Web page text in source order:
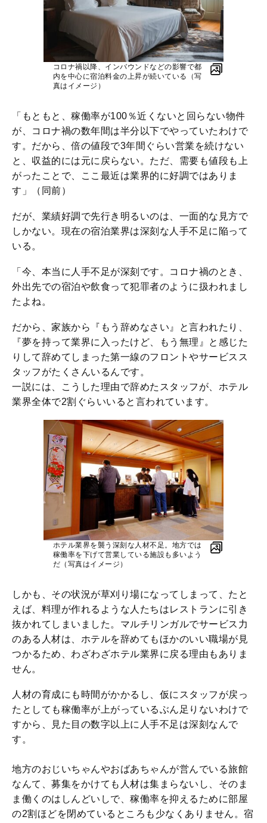
コロナ禍以降、インバウンドなどの影響で都
内を中心に宿泊料金の上昇が続いている（写
真はイメージ）
「もともと、稼働率が100％近くないと回らない物件
が、コロナ禍の数年間は半分以下でやっていたわけで
す。だから、倍の値段で3年間ぐらい営業を続けない
と、収益的には元に戻らない。ただ、需要も値段も上
がったことで、ここ最近は業界的に好調ではありま
す」（同前）
だが、業績好調で先行き明るいのは、一面的な見方で
しかない。現在の宿泊業界は深刻な人手不足に陥って
いる。
「今、本当に人手不足が深刻です。コロナ禍のとき、
外出先での宿泊や飲食って犯罪者のように扱われまし
たよね。
だから、家族から『もう辞めなさい』と言われたり、
『夢を持って業界に入ったけど、もう無理』と感じた
りして辞めてしまった第一線のフロントやサービスス
タッフがたくさんいるんです。
一説には、こうした理由で辞めたスタッフが、ホテル
業界全体で2割ぐらいいると言われています。
ホテル業界を襲う深刻な人材不足。地方では
稼働率を下げて営業している施設も多いよう
だ（写真はイメージ）
しかも、その状況が草刈り場になってしまって、たと
えば、料理が作れるような人たちはレストランに引き
抜かれてしまいました。マルチリンガルでサービス力
のある人材は、ホテルを辞めてもほかのいい職場が見
つかるため、わざわざホテル業界に戻る理由もありま
せん。
人材の育成にも時間がかかるし、仮にスタッフが戻っ
たとしても稼働率が上がっているぶん足りないわけで
すから、見た目の数字以上に人手不足は深刻なんで
す。
地方のおじいちゃんやおばあちゃんが営んでいる旅館
なんて、募集をかけても人材は集まらないし、そのま
ま働くのはしんどいしで、稼働率を抑えるために部屋
の2割ほどを閉めているところも少なくありません。宿